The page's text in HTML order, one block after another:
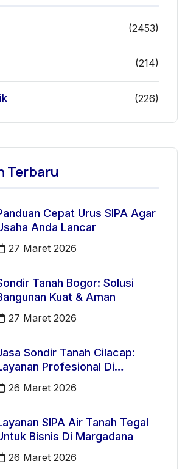
(2453)
(214)
(226)
Terbaru
Cepat Urus SIPA Agar
Anda Lancar
27 Maret 2026
Tanah Bogor: Solusi
Kuat & Aman
27 Maret 2026
Sondir Tanah Cilacap:
Profesional Di
Majenang
26 Maret 2026
SIPA Air Tanah Tegal
Bisnis Di Margadana
26 Maret 2026